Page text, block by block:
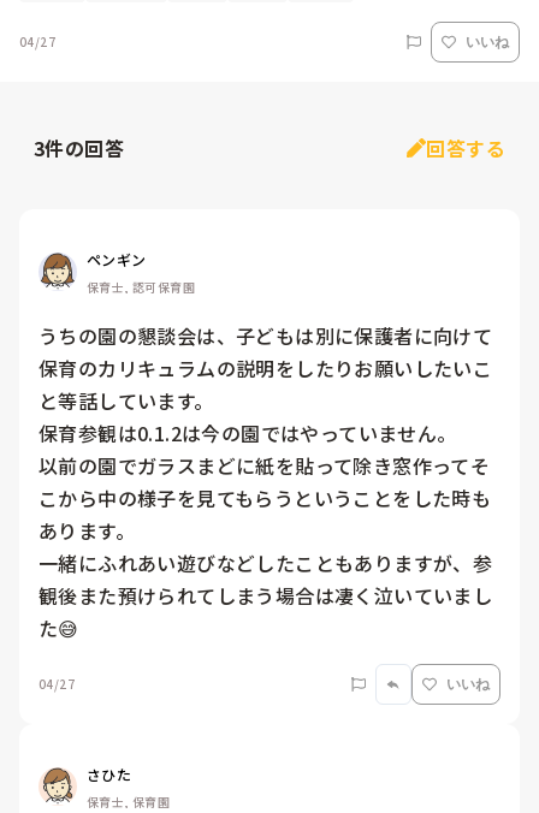
04/27 いいね
3件の回答 回答する
ペンギン
保育士, 認可保育園
うちの園の懇談会は、子どもは別に保護者に向けて
保育のカリキュラムの説明をしたりお願いしたいこ
と等話しています。
保育参観は0.1.2は今の園ではやっていません。
以前の園でガラスまどに紙を貼って除き窓作ってそ
こから中の様子を見てもらうということをした時も
あります。
一緒にふれあい遊びなどしたこともありますが、参
観後また預けられてしまう場合は凄く泣いていまし
た😅
04/27 いいね
さひた
保育士, 保育園